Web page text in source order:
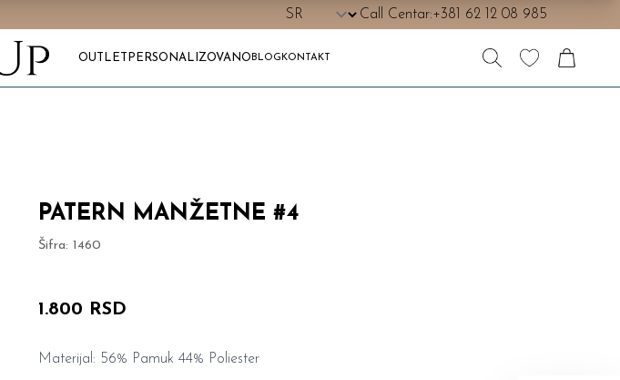
Call Centar:+381 62 12 08 985
OUTLET PERSONALIZOVANO BLOG KONTAKT
PATERN MANŽETNE #4
Šifra: 1460
1.800 RSD
Materijal: 56% Pamuk 44% Poliester